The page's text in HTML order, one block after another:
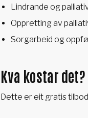
Lindrande og
Oppretting av
Sorgarbeid og
Kva kostar det?
Dette er eit gratis